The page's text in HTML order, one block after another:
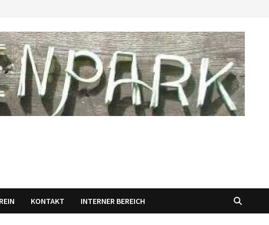
KONTAKT INTERNER BEREICH